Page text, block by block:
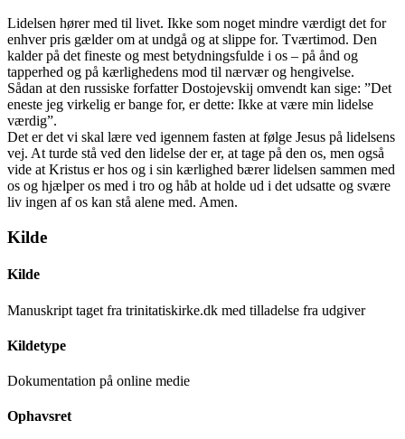
Lidelsen hører med til livet. Ikke som noget mindre værdigt det for
enhver pris gælder om at undgå og at slippe for. Tværtimod. Den
kalder på det fineste og mest betydningsfulde i os – på ånd og
tapperhed og på kærlighedens mod til nærvær og hengivelse.
Sådan at den russiske forfatter Dostojevskij omvendt kan sige: ”Det
eneste jeg virkelig er bange for, er dette: Ikke at være min lidelse
værdig”.
Det er det vi skal lære ved igennem fasten at følge Jesus på lidelsens
vej. At turde stå ved den lidelse der er, at tage på den os, men også
vide at Kristus er hos og i sin kærlighed bærer lidelsen sammen med
os og hjælper os med i tro og håb at holde ud i det udsatte og svære
liv ingen af os kan stå alene med. Amen.
Kilde
Kilde
Manuskript taget fra trinitatiskirke.dk med tilladelse fra udgiver
Kildetype
Dokumentation på online medie
Ophavsret